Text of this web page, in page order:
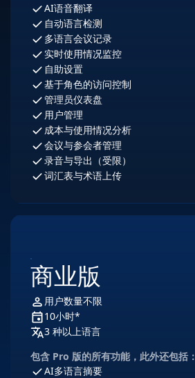
AI语音翻译
自动语言检测
多语言会议记录
实时使用情况监控
自助设置
基于角色的访问控制
管理员仪表盘
用户管理
成本与使用情况分析
会议与参会者管理
录音与导出（受限）​
词汇表与术语上传
商业版
用户数量不限
10小时*
3 种以上语言
包含 Pro 版的所有功能，此外还包括：
AI多语言摘要